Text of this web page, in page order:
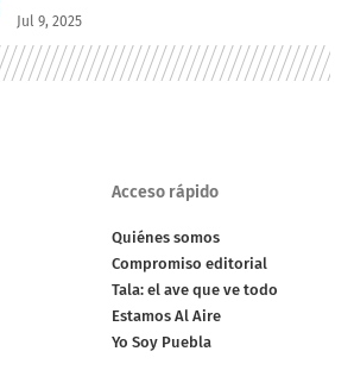
Jul 9, 2025
Acceso rápido
Quiénes somos
Compromiso editorial
Tala: el ave que ve todo
Estamos Al Aire
Yo Soy Puebla